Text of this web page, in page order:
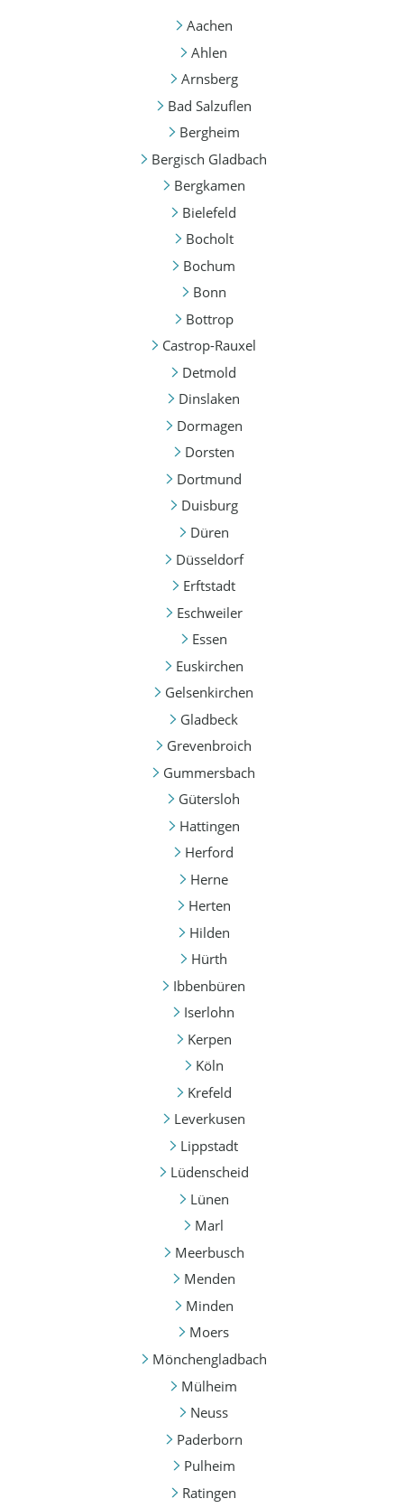
Aachen
Ahlen
Arnsberg
Bad Salzuflen
Bergheim
Bergisch Gladbach
Bergkamen
Bielefeld
Bocholt
Bochum
Bonn
Bottrop
Castrop-Rauxel
Detmold
Dinslaken
Dormagen
Dorsten
Dortmund
Duisburg
Düren
Düsseldorf
Erftstadt
Eschweiler
Essen
Euskirchen
Gelsenkirchen
Gladbeck
Grevenbroich
Gummersbach
Gütersloh
Hattingen
Herford
Herne
Herten
Hilden
Hürth
Ibbenbüren
Iserlohn
Kerpen
Köln
Krefeld
Leverkusen
Lippstadt
Lüdenscheid
Lünen
Marl
Meerbusch
Menden
Minden
Moers
Mönchengladbach
Mülheim
Neuss
Paderborn
Pulheim
Ratingen